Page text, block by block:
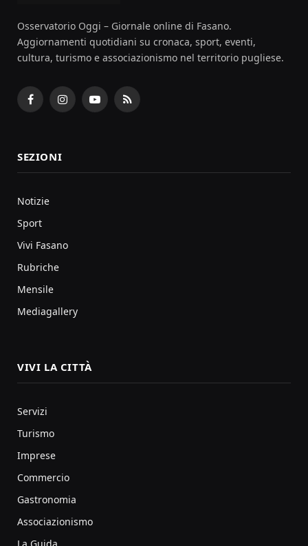
Osservatorio Oggi – Giornale online di Fasano.
Aggiornamenti quotidiani su cronaca, sport, eventi,
cultura, turismo e associazionismo nel territorio pugliese.
FacebookInstagramYouTubeRSS
SEZIONI
Notizie
Sport
Vivi Fasano
Rubriche
Mensile
Mediagallery
VIVI LA CITTÀ
Servizi
Turismo
Imprese
Commercio
Gastronomia
Associazionismo
La Guida